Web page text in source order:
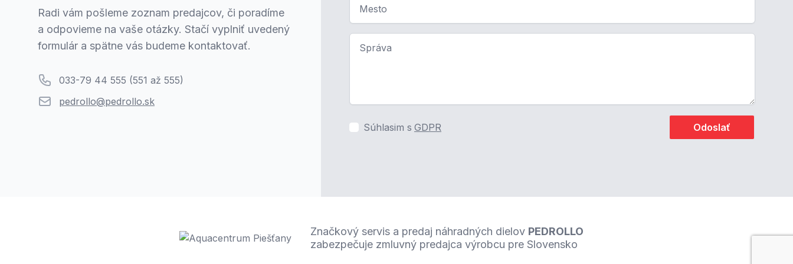
Radi vám pošleme zoznam predajcov, či poradíme
a odpovieme na vaše otázky. Stačí vyplniť uvedený
formulár a spätne vás budeme kontaktovať.
Telefón033-79 44 555 (551 až 555)
Emailpedrollo@pedrollo.sk
Súhlasim s GDPR Odoslať
Značkový servis a predaj náhradných dielov PEDROLLO
zabezpečuje zmluvný predajca výrobcu pre Slovensko